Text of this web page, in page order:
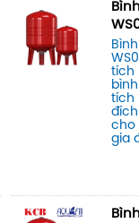
tích
tích
cho
gia